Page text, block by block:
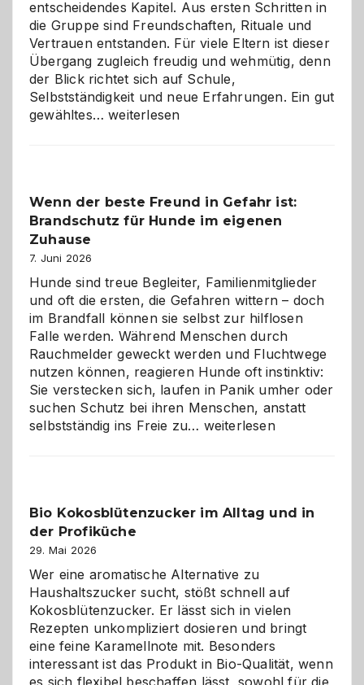
entscheidendes Kapitel. Aus ersten Schritten in
die Gruppe sind Freundschaften, Rituale und
Vertrauen entstanden. Für viele Eltern ist dieser
Übergang zugleich freudig und wehmütig, denn
der Blick richtet sich auf Schule,
Selbstständigkeit und neue Erfahrungen. Ein gut
gewähltes…Abschied
und
herzlich
weiterlesen
Wenn der beste Freund in Gefahr ist:
Brandschutz für Hunde im eigenen
Zuhause
7. Juni 2026
Hunde sind treue Begleiter, Familienmitglieder
und oft die ersten, die Gefahren wittern – doch
im Brandfall können sie selbst zur hilflosen
Falle werden. Während Menschen durch
Rauchmelder geweckt werden und Fluchtwege
nutzen können, reagieren Hunde oft instinktiv:
Sie verstecken sich, laufen in Panik umher oder
suchen Schutz bei ihren Menschen, anstatt
selbstständig ins Freie zu… Wenn
Gefahr
für
Hunde
im
eigenen
Zuhause
weiterlesen
Bio Kokosblütenzucker im Alltag und in
der Profiküche
29. Mai 2026
Wer eine aromatische Alternative zu
Haushaltszucker sucht, stößt schnell auf
Kokosblütenzucker. Er lässt sich in vielen
Rezepten unkompliziert dosieren und bringt
eine feine Karamellnote mit. Besonders
interessant ist das Produkt in Bio-Qualität, wenn
es sich flexibel beschaffen lässt, sowohl für die